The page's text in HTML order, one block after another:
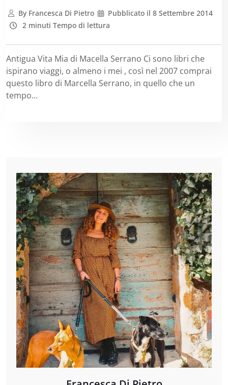
ByFrancesca Di Pietro Pubblicato il 8 Settembre 2014
2 minuti Tempo di lettura
Antigua Vita Mia di Macella Serrano Ci sono libri che
ispirano viaggi, o almeno i mei , così nel 2007 comprai
questo libro di Marcella Serrano, in quello che un
tempo...